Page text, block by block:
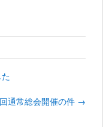
通常総会開催の件 →